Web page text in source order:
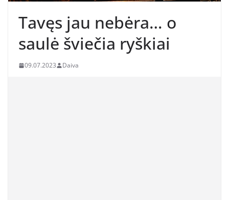
Tavęs jau nebėra… o
saulė šviečia ryškiai
09.07.2023 Daiva